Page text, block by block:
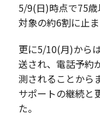
5/9(日)時点で75歳
対象の約6割に止ま
更に5/10(月)から
送され、電話予約
測されることから
サポートの継続と
た。